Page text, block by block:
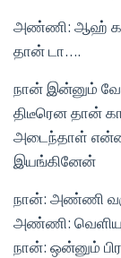
அண்ணி: ஆஹ்
தான் டா….
நான் இன்னும்
திடீரென தான்
அடைந்தாள்
இயங்கினேன்
நான்: அண்ணி
அண்ணி: வெளிய
நான்: ஒன்னும்